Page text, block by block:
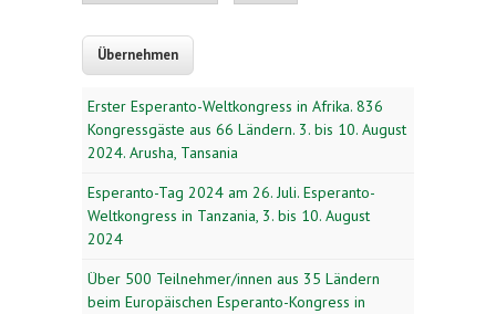
Erster Esperanto-Weltkongress in Afrika. 836
Kongressgäste aus 66 Ländern. 3. bis 10. August
2024. Arusha, Tansania
Esperanto-Tag 2024 am 26. Juli. Esperanto-
Weltkongress in Tanzania, 3. bis 10. August
2024
Über 500 Teilnehmer/innen aus 35 Ländern
beim Europäischen Esperanto-Kongress in